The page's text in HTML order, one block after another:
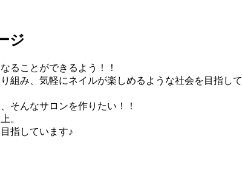
ジ
ることができるよう！！
組み、気軽にネイルが楽しめるような社会を目指して
そんなサロンを作りたい！！
。
指しています♪